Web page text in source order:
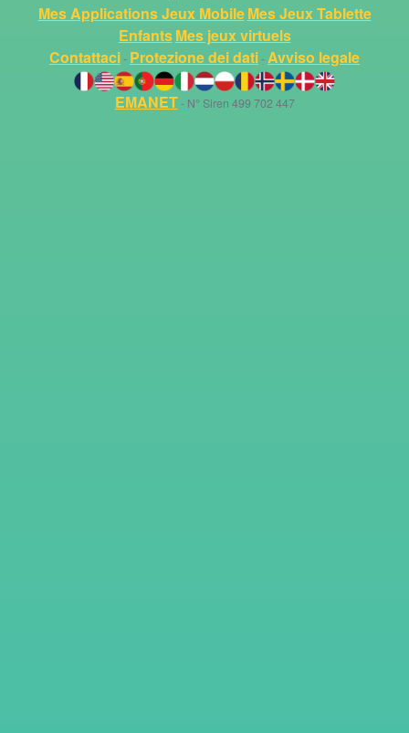
Mes Applications Jeux MobileMes Jeux Tablette
EnfantsMes jeux virtuels
Contattaci- Protezione dei dati-Avviso legale
EMANET- N° Siren 499 702 447